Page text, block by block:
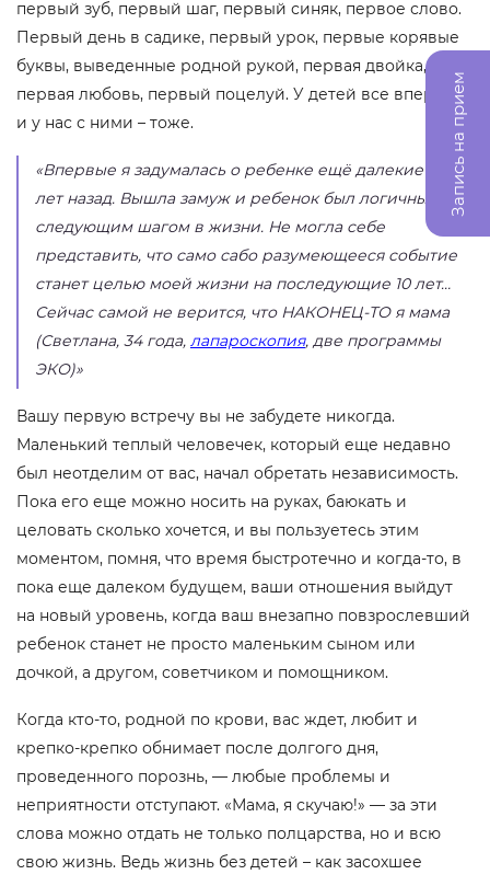
первый зуб, первый шаг, первый синяк, первое слово.
Первый день в садике, первый урок, первые корявые
буквы, выведенные родной рукой, первая двойка,
первая любовь, первый поцелуй. У детей все впервые,
и у нас с ними – тоже.
«Впервые я задумалась о ребенке ещё далекие 10
лет назад. Вышла замуж и ребенок был логичным
следующим шагом в жизни. Не могла себе
представить, что само сабо разумеющееся событие
станет целью моей жизни на последующие 10 лет…
Сейчас самой не верится, что НАКОНЕЦ-ТО я мама
(Светлана, 34 года, лапароскопия, две программы
ЭКО)»
Вашу первую встречу вы не забудете никогда.
Маленький теплый человечек, который еще недавно
был неотделим от вас, начал обретать независимость.
Пока его еще можно носить на руках, баюкать и
целовать сколько хочется, и вы пользуетесь этим
моментом, помня, что время быстротечно и когда-то, в
пока еще далеком будущем, ваши отношения выйдут
на новый уровень, когда ваш внезапно повзрослевший
ребенок станет не просто маленьким сыном или
дочкой, а другом, советчиком и помощником.
Когда кто-то, родной по крови, вас ждет, любит и
крепко-крепко обнимает после долгого дня,
проведенного порознь, — любые проблемы и
неприятности отступают. «Мама, я скучаю!» — за эти
слова можно отдать не только полцарства, но и всю
свою жизнь. Ведь жизнь без детей – как засохшее
Запись на прием